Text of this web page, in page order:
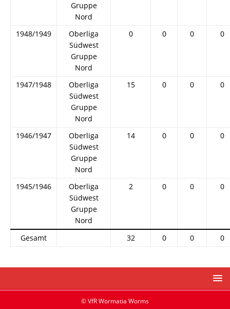
Gruppe
Nord
1948/1949
Oberliga
Südwest
Gruppe
Nord
0 0 0 0
1947/1948
Oberliga
Südwest
Gruppe
Nord
15 0 0 0
1946/1947
Oberliga
Südwest
Gruppe
Nord
14 0 0 0
1945/1946
Oberliga
Südwest
Gruppe
Nord
2 0 0 0
Gesamt 32 0 0 0
© VfR Wormatia Worms